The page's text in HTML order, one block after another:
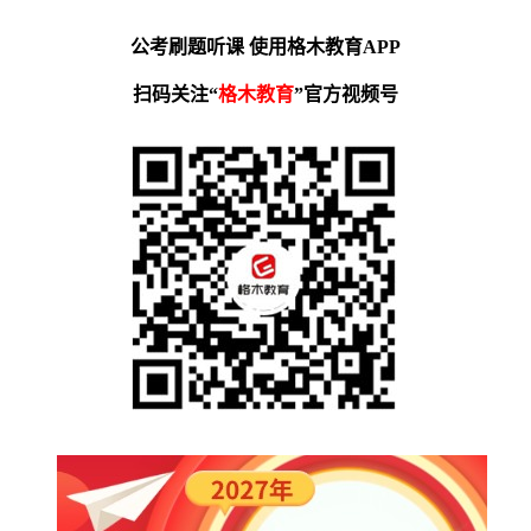
公考刷题听课 使用格木教育APP
扫码关注“格木教育”官方视频号